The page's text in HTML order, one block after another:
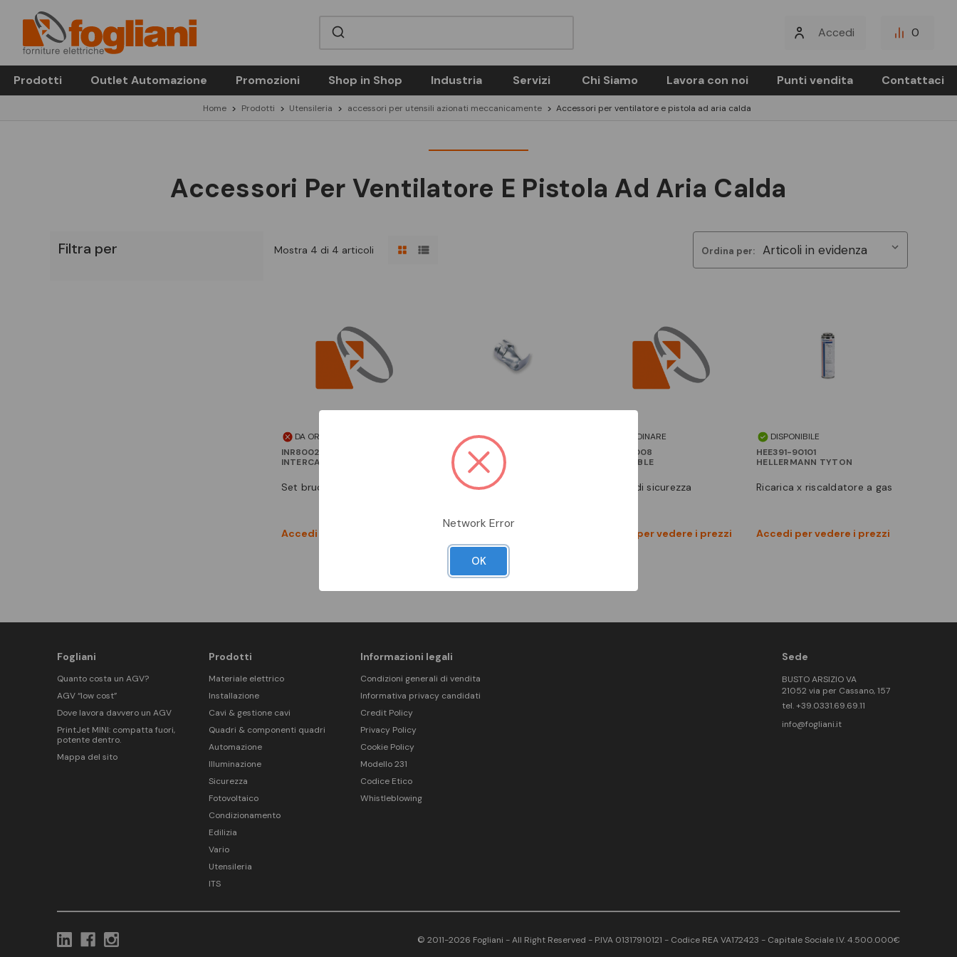
Accedi 0
Prodotti Outlet Automazione Promozioni Shop in Shop Industria Servizi Chi Siamo Lavora con noi Punti vendita Contattaci
Home Prodotti Utensileria accessori per utensili azionati meccanicamente Accessori per ventilatore e pistola ad aria calda
Accessori Per Ventilatore E Pistola Ad Aria Calda
Filtra per Mostra 4 di 4 articoli Ordina per:
DA ORDINARE
INR80020
INTERCABLE
set bruciatori per saldare e
Accedi per vedere i prezzi
DA ORDINARE
BMM11081
BM
ugello stretto x 1108
DA ORDINARE
INR8001008
INTERCABLE
valvola di sicurezza
Accedi per vedere i prezzi
Confronta
DISPONIBILE
HEE391-90101
HELLERMANN TYTON
ricarica x riscaldatore a gas
Accedi per vedere i prezzi
Confronta
Fogliani
Quanto costa un AGV?
AGV “low cost”
Dove lavora davvero un AGV
PrintJet MINI: compatta fuori,
potente dentro.
Mappa del sito
Prodotti
Materiale elettrico
Installazione
Cavi & gestione cavi
Quadri & componenti quadri
Automazione
Illuminazione
Sicurezza
Fotovoltaico
Condizionamento
Edilizia
Vario
Utensileria
ITS
Informazioni legali
Condizioni generali di vendita
Informativa privacy candidati
Credit Policy
Privacy Policy
Cookie Policy
Modello 231
Codice Etico
Whistleblowing
Sede
BUSTO ARSIZIO VA
21052 via per Cassano, 157
tel. +39.0331.69.69.11
info@fogliani.it
© 2011-2026 Fogliani - All Right Reserved - P.IVA 01317910121 - Codice REA VA172423 - Capitale Sociale I.V. 4.500.000€
Network Error
OK